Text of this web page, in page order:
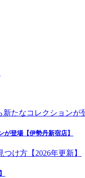
登場【伊勢丹新宿店】